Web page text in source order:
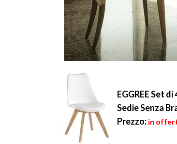
EGGREE Set
Sedie Senza
Prezzo: in